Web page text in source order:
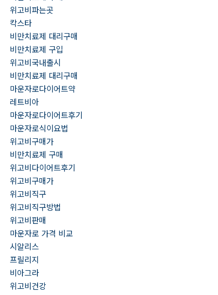
위고비파는곳
칵스타
비만치료제 대리구매
비만치료제 구입
위고비국내출시
비만치료제 대리구매
마운자로다이어트약
레트비아
마운자로다이어트후기
마운자로식이요법
위고비구매가
비만치료제 구매
위고비다이어트후기
위고비구매가
위고비직구
위고비직구방법
위고비판매
마운자로 가격 비교
시알리스
프릴리지
비아그라
위고비건강